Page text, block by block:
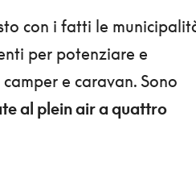
con i fatti le
per potenziare e
e caravan. Sono
al plein air a quattro